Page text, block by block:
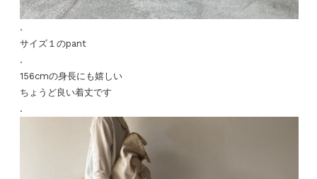
.
サイズ１のpant
.
156cmの身長にも嬉しい
ちょうど良い着丈です
.